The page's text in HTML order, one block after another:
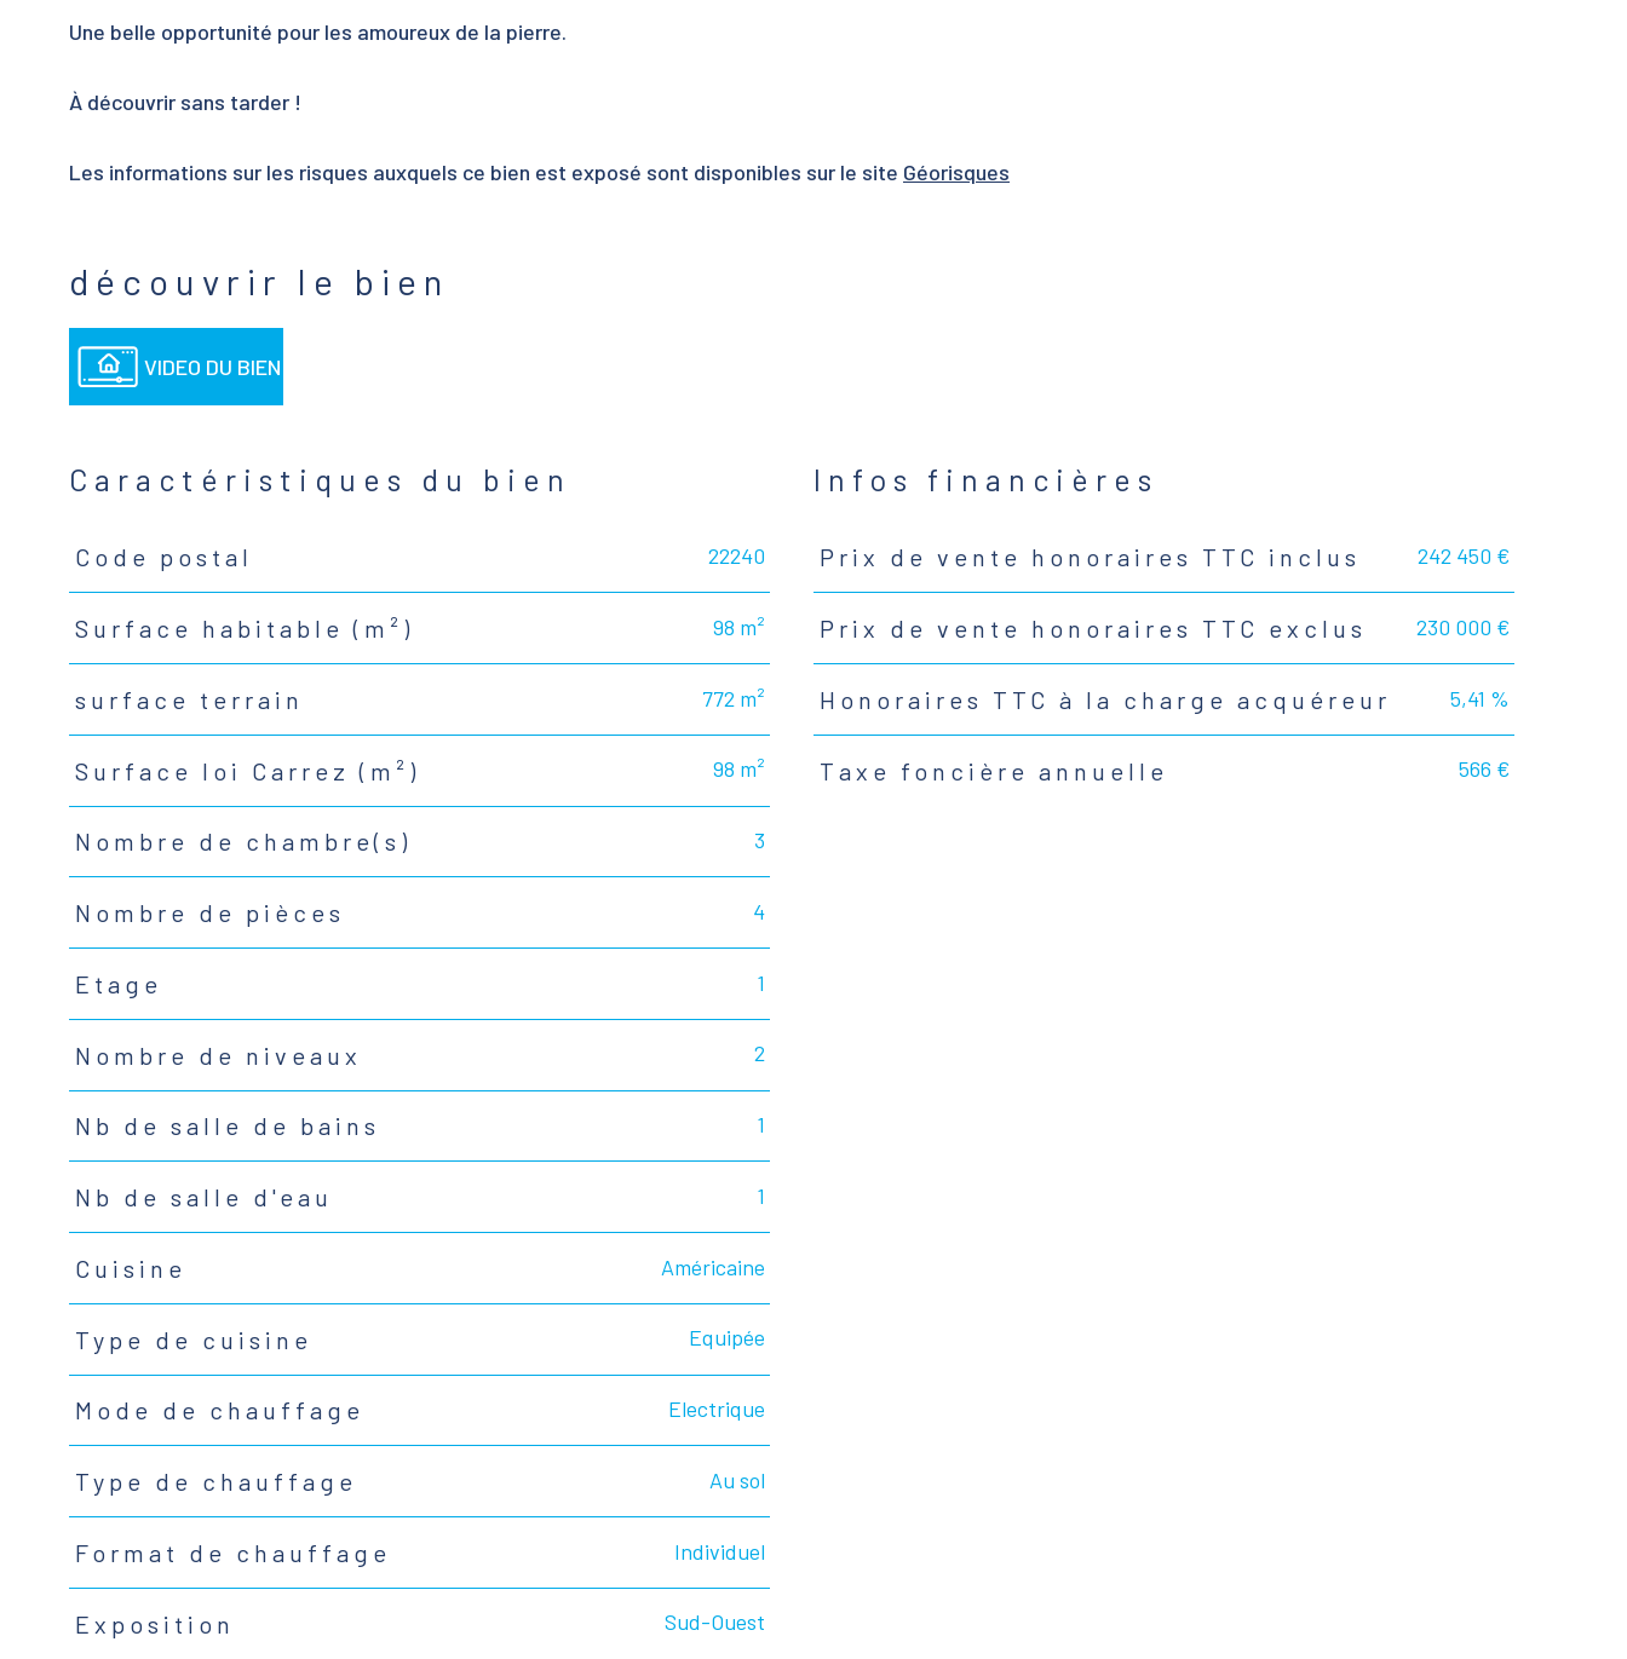
Une belle opportunité pour les amoureux de la pierre.
À découvrir sans tarder !
Les informations sur les risques auxquels ce bien est exposé sont disponibles sur le site Géorisques
découvrir le bien
VIDEO DU BIEN
Caractéristiques du bien
Caractéristiques Valeurs
Code postal 22240
Surface habitable (m²) 98 m²
surface terrain 772 m²
Surface loi Carrez (m²) 98 m²
Nombre de chambre(s) 3
Nombre de pièces 4
Etage 1
Nombre de niveaux 2
Nb de salle de bains 1
Nb de salle d'eau 1
Cuisine Américaine
Type de cuisine Equipée
Mode de chauffage Electrique
Type de chauffage Au sol
Format de chauffage Individuel
Exposition Sud-Ouest
Infos financières
Caractéristiques Valeurs
Prix de vente honoraires TTC inclus 242 450 €
Prix de vente honoraires TTC exclus 230 000 €
Honoraires TTC à la charge acquéreur 5,41 %
Taxe foncière annuelle 566 €